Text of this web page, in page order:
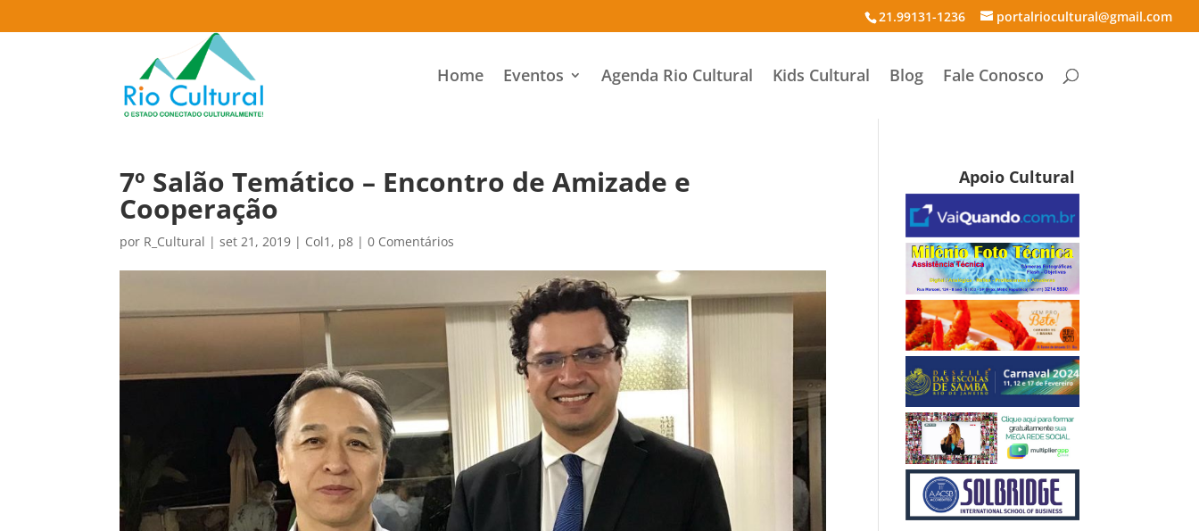
21.99131-1236 portalriocultural@gmail.com
Home Eventos Agenda Rio Cultural Kids Cultural Blog Fale Conosco
7º Salão Temático – Encontro de Amizade e
Cooperação
por R_Cultural |set 21, 2019 | Col1 , p8 |0 Comentários
Apoio Cultural